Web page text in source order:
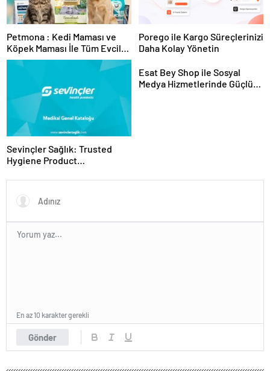
Petmona : Kedi Maması ve
Köpek Maması İle Tüm Evcil
Hayvan Ürünleri
Porego ile Kargo Süreçlerinizi
Daha Kolay Yönetin
Sevinçler Sağlık: Trusted
Hygiene Product
Esat Bey Shop ile Sosyal
Medya Hizmetlerinde Güçlü
Gönder
En az 10 karakter gerekli